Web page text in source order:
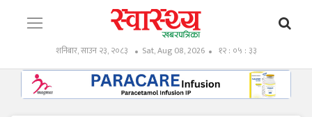
शनिबार, साउन २३, २०८३ Sat, Aug 08, 2026 १२ : ०५ : ३४